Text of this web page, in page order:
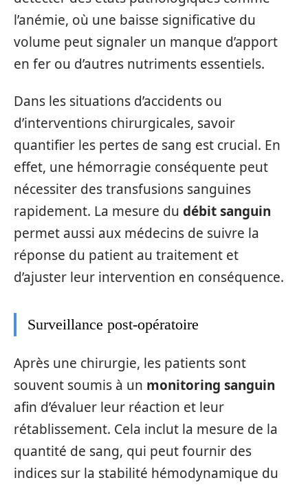
l’anémie, où une baisse significative du
volume peut signaler un manque d’apport
en fer ou d’autres nutriments essentiels.
Dans les situations d’accidents ou
d’interventions chirurgicales, savoir
quantifier les pertes de sang est crucial. En
effet, une hémorragie conséquente peut
nécessiter des transfusions sanguines
rapidement. La mesure du débit sanguin
permet aussi aux médecins de suivre la
réponse du patient au traitement et
d’ajuster leur intervention en conséquence.
Surveillance post-opératoire
Après une chirurgie, les patients sont
souvent soumis à un monitoring sanguin
afin d’évaluer leur réaction et leur
rétablissement. Cela inclut la mesure de la
quantité de sang, qui peut fournir des
indices sur la stabilité hémodynamique du